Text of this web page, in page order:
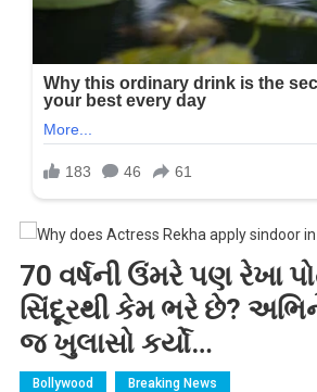
70 વર્ષની ઉંમરે પણ રેખા
સિંદૂરથી કેમ ભરે છે?
જ ખુલાસો કર્યો…
Bollywood Breaking News